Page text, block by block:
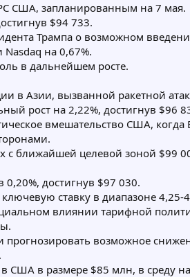
США, запланированным на 7 мая.
$94 733.
Трампа о возможном
на 0,67%.
в дальнейшем росте.
в Азии, вызванной ракетной
рост на 2,22%, достигнув $96
вмешательство США,
с ближайшей целевой зоной $99
достигнув $97 030.
ставку в диапазоне 4,25-
влиянии тарифной
возможное
в США в размере $85 млн, в среду